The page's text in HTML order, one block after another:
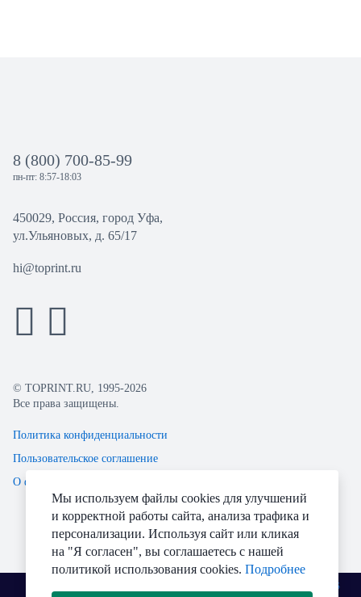
8 (800) 700-85-99
пн-пт: 8:57-18:03
450029, Россия, город Уфа,
ул.Ульяновых, д. 65/17
hi@toprint.ru
© TOPRINT.RU, 1995-2026
Все права защищены.
Политика конфиденциальности
Пользовательское соглашение
О файлах Cookie
Мы используем файлы cookies для улучшений
и корректной работы сайта, анализа трафика и
персонализации. Используя сайт или кликая
на "Я согласен", вы соглашаетесь с нашей
политикой использования cookies. Подробнее